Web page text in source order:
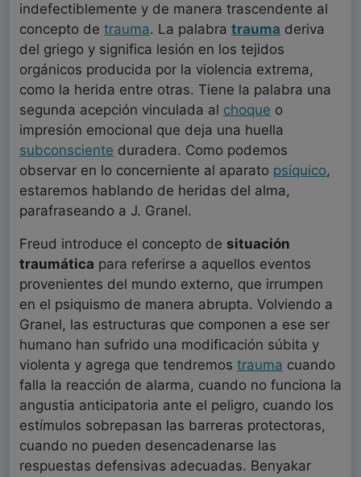
indefectiblemente y de manera trascendente al
concepto de trauma. La palabra trauma deriva
del griego y significa lesión en los tejidos
orgánicos producida por la violencia extrema,
como la herida entre otras. Tiene la palabra una
segunda acepción vinculada al choque o
impresión emocional que deja una huella
subconsciente duradera. Como podemos
observar en lo concerniente al aparato psíquico,
estaremos hablando de heridas del alma,
parafraseando a J. Granel.
Freud introduce el concepto de situación
traumática para referirse a aquellos eventos
provenientes del mundo externo, que irrumpen
en el psiquismo de manera abrupta. Volviendo a
Granel, las estructuras que componen a ese ser
humano han sufrido una modificación súbita y
violenta y agrega que tendremos trauma cuando
falla la reacción de alarma, cuando no funciona la
angustia anticipatoria ante el peligro, cuando los
estímulos sobrepasan las barreras protectoras,
cuando no pueden desencadenarse las
respuestas defensivas adecuadas. Benyakar